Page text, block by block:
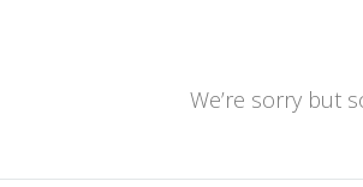
We’re sorry but